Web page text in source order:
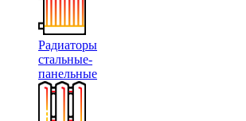
Радиаторы
стальные-
панельные